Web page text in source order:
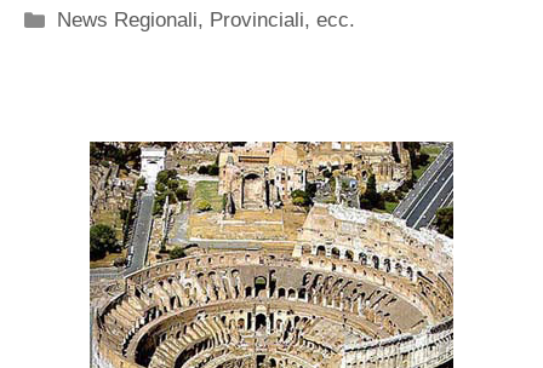
Categorie
News Regionali, Provinciali, ecc.